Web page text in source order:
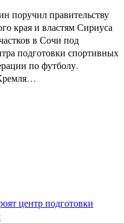
поручил правительству
края и властям Сириуса
в Сочи под
подготовки спортивных
по футболу.
центр подготовки